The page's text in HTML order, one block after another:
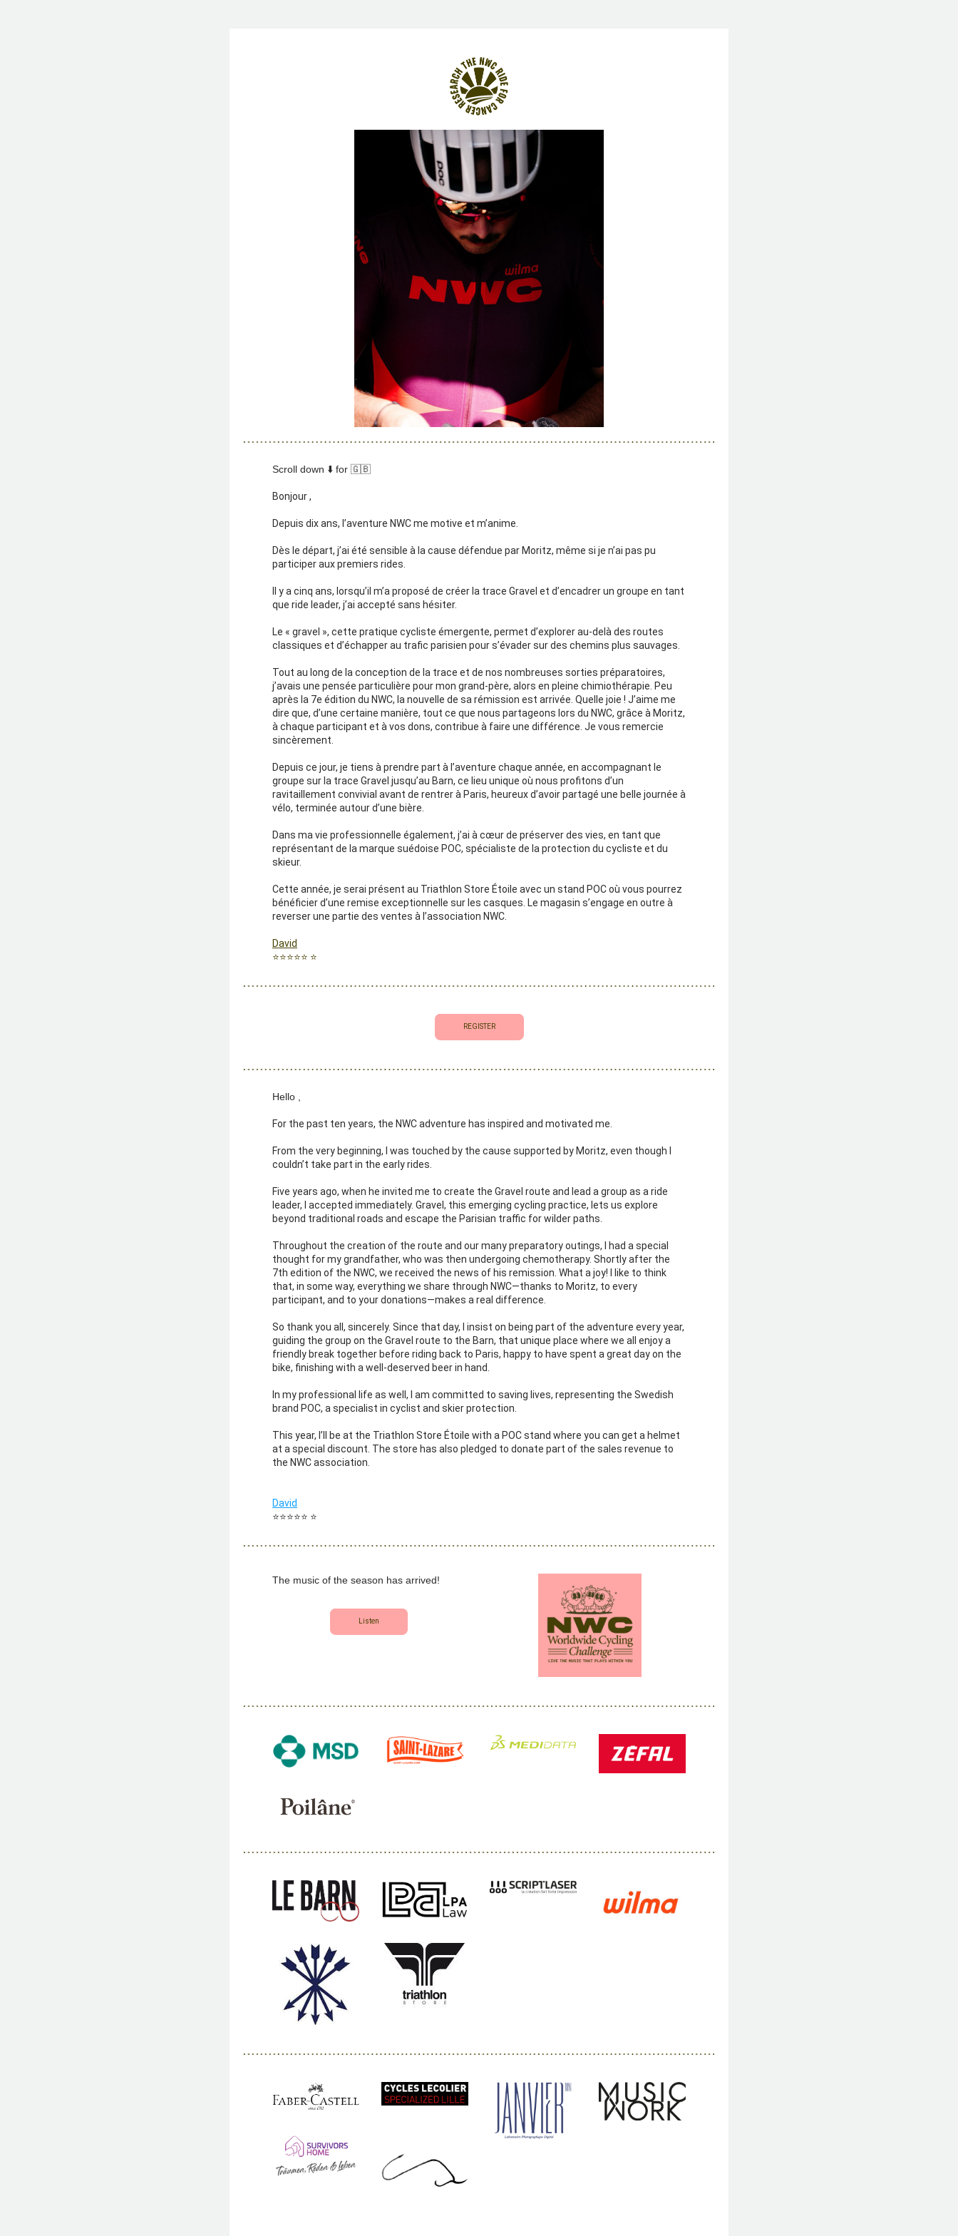
Scroll down ⬇️ for 🇬🇧
Bonjour ,
Depuis dix ans, l’aventure NWC me motive et m’anime.
Dès le départ, j’ai été sensible à la cause défendue par Moritz, même si je n’ai pas pu
participer aux premiers rides.
Il y a cinq ans, lorsqu’il m’a proposé de créer la trace Gravel et d’encadrer un groupe en tant
que ride leader, j’ai accepté sans hésiter.
Le « gravel », cette pratique cycliste émergente, permet d’explorer au-delà des routes
classiques et d’échapper au trafic parisien pour s’évader sur des chemins plus sauvages.
Tout au long de la conception de la trace et de nos nombreuses sorties préparatoires,
j’avais une pensée particulière pour mon grand-père, alors en pleine chimiothérapie. Peu
après la 7e édition du NWC, la nouvelle de sa rémission est arrivée. Quelle joie ! J’aime me
dire que, d’une certaine manière, tout ce que nous partageons lors du NWC, grâce à Moritz,
à chaque participant et à vos dons, contribue à faire une différence. Je vous remercie
sincèrement.
Depuis ce jour, je tiens à prendre part à l’aventure chaque année, en accompagnant le
groupe sur la trace Gravel jusqu’au Barn, ce lieu unique où nous profitons d’un
ravitaillement convivial avant de rentrer à Paris, heureux d’avoir partagé une belle journée à
vélo, terminée autour d’une bière.
Dans ma vie professionnelle également, j’ai à cœur de préserver des vies, en tant que
représentant de la marque suédoise POC, spécialiste de la protection du cycliste et du
skieur.
Cette année, je serai présent au Triathlon Store Étoile avec un stand POC où vous pourrez
bénéficier d’une remise exceptionnelle sur les casques. Le magasin s’engage en outre à
reverser une partie des ventes à l’association NWC.
David
⭐️⭐️⭐️⭐️⭐️ ⭐️
REGISTER
Hello
For the past ten years, the NWC adventure has inspired and motivated me.
From the very beginning, I was touched by the cause supported by Moritz, even though I
couldn’t take part in the early rides.
Five years ago, when he invited me to create the Gravel route and lead a group as a ride
leader, I accepted immediately. Gravel, this emerging cycling practice, lets us explore
beyond traditional roads and escape the Parisian traffic for wilder paths.
Throughout the creation of the route and our many preparatory outings, I had a special
thought for my grandfather, who was then undergoing chemotherapy. Shortly after the
7th edition of the NWC, we received the news of his remission. What a joy! I like to think
that, in some way, everything we share through NWC—thanks to Moritz, to every
participant, and to your donations—makes a real difference.
So thank you all, sincerely. Since that day, I insist on being part of the adventure every year,
guiding the group on the Gravel route to the Barn, that unique place where we all enjoy a
friendly break together before riding back to Paris, happy to have spent a great day on the
bike, finishing with a well-deserved beer in hand.
In my professional life as well, I am committed to saving lives, representing the Swedish
brand POC, a specialist in cyclist and skier protection.
This year, I’ll be at the Triathlon Store Étoile with a POC stand where you can get a helmet
at a special discount. The store has also pledged to donate part of the sales revenue to
the NWC association.
David
⭐️⭐️⭐️⭐️⭐️ ⭐️
The music of the season has arrived!
Listen